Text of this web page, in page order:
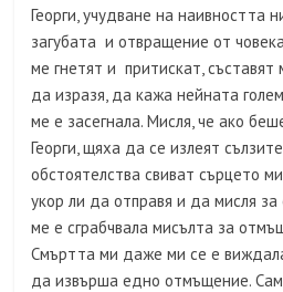
Георги, учудване на наивността
загубата и отвращение от
ме гнетят и притискат, съставят
да изразя, да кажа нейната
ме е засегнала. Мисля, че ако
Георги, щяха да се излеят
обстоятелства свиват сърцето
укор ли да отправя и да мисля
ме е сграбчвала мисълта за
Смъртта ми даже ми се е
да извърша едно отмъщение.